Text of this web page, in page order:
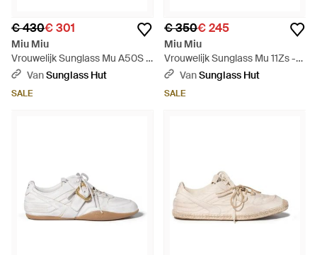
€ 430€ 301
Miu Miu
Vrouwelijk Sunglass Mu A50S -
Zwart
VanSunglass Hut
SALE
€ 350€ 245
Miu Miu
Vrouwelijk Sunglass Mu 11Zs -
Zwart
VanSunglass Hut
SALE